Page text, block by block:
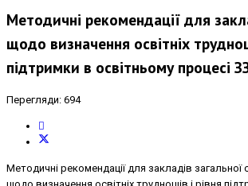
Методичні рекомендації для
щодо визначення освітніх
підтримки в освітньому процесі
Перегляди: 694
Методичні рекомендації для закладів загальної